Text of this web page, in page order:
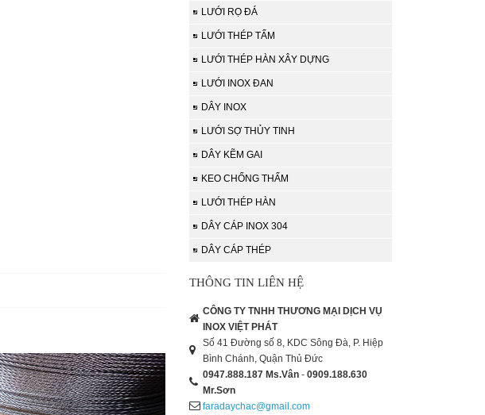
LƯỚI RỌ ĐÁ
LƯỚI THÉP TẤM
LƯỚI THÉP HÀN XÂY DỰNG
LƯỚI INOX ĐAN
DÂY INOX
LƯỚI SỢ THỦY TINH
DÂY KẼM GAI
KEO CHỐNG THẤM
LƯỚI THÉP HÀN
DÂY CÁP INOX 304
DÂY CÁP THÉP
THÔNG TIN LIÊN HỆ
CÔNG TY TNHH THƯƠNG MẠI DỊCH VỤ
INOX VIỆT PHÁT
Số 41 Đường số 8, KDC Sông Đà, P. Hiệp
Bình Chánh, Quận Thủ Đức
0947.888.187 Ms.Vân - 0909.188.630
Mr.Sơn
faradaychac@gmail.com